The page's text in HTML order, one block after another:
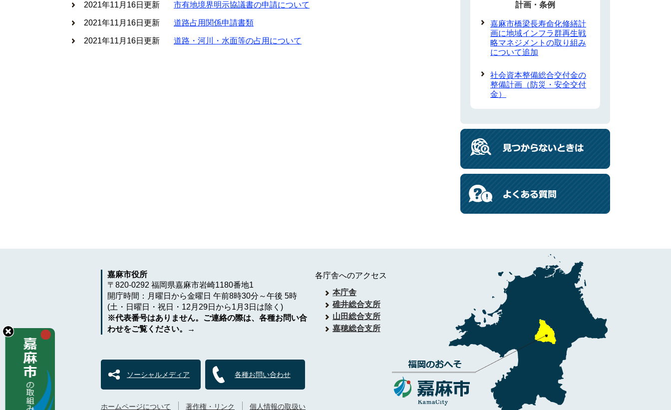
2021年11月16日更新 市有地境界明示協議書の申請について
2021年11月16日更新 道路占用関係申請書類
2021年11月16日更新 道路・河川・水面等の占用について
計画・条例
嘉麻市橋梁長寿命化修繕計
画に地域インフラ群再生戦
略マネジメントの取り組み
について追加
社会資本整備総合交付金の
整備計画（防災・安全交付
金）
嘉麻市役所
〒820-0292 福岡県嘉麻市岩崎1180番地1
開庁時間：月曜日から金曜日 午前8時30分～午後 5時
(土・日曜日・祝日・12月29日から1月3日は除く)
※代表番号はありません。ご連絡の際は、各種お問い合
わせをご覧ください。→
ソーシャルメディア 各種お問い合わせ
各庁舎へのアクセス
本庁舎
碓井総合支所
山田総合支所
嘉穂総合支所
ホームページについて 著作権・リンク 個人情報の取扱い